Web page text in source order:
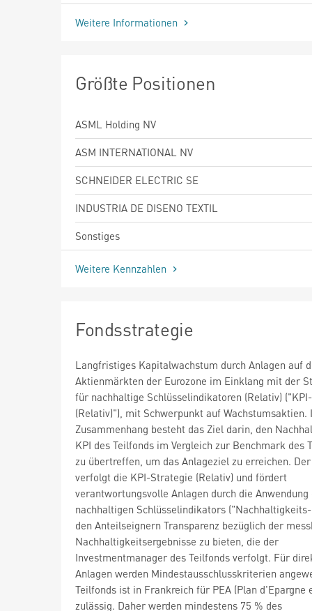
Weitere Informationen
Größte Positionen
ASML Holding NV
ASM INTERNATIONAL NV
SCHNEIDER ELECTRIC SE
INDUSTRIA DE DISENO TEXTIL
Sonstiges
Weitere Kennzahlen
Fondsstrategie
Langfristiges Kapitalwachstum durch Anlagen auf
Aktienmärkten der Eurozone im Einklang mit der
für nachhaltige Schlüsselindikatoren (Relativ)
(Relativ)"), mit Schwerpunkt auf Wachstumsaktien.
Zusammenhang besteht das Ziel darin, den
KPI des Teilfonds im Vergleich zur Benchmark des
zu übertreffen, um das Anlageziel zu erreichen.
verfolgt die KPI-Strategie (Relativ) und fördert
verantwortungsvolle Anlagen durch die Anwendung
nachhaltigen Schlüsselindikators
den Anteilseignern Transparenz bezüglich der
Nachhaltigkeitsergebnisse zu bieten, die der
Investmentmanager des Teilfonds verfolgt. Für
Anlagen werden Mindestausschlusskriterien
Teilfonds ist in Frankreich für PEA (Plan d'Epargne
zulässig. Daher werden mindestens 75 % des